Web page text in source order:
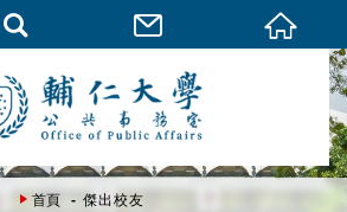
首頁 傑出校友